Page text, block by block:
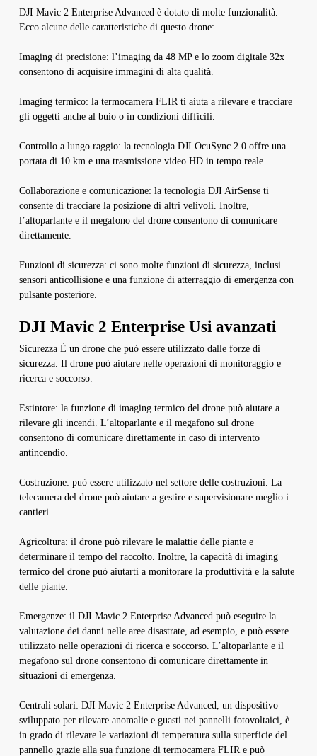
DJI Mavic 2 Enterprise Advanced è dotato di molte funzionalità.
Ecco alcune delle caratteristiche di questo drone:
Imaging di precisione: l’imaging da 48 MP e lo zoom digitale 32x
consentono di acquisire immagini di alta qualità.
Imaging termico: la termocamera FLIR ti aiuta a rilevare e tracciare
gli oggetti anche al buio o in condizioni difficili.
Controllo a lungo raggio: la tecnologia DJI OcuSync 2.0 offre una
portata di 10 km e una trasmissione video HD in tempo reale.
Collaborazione e comunicazione: la tecnologia DJI AirSense ti
consente di tracciare la posizione di altri velivoli. Inoltre,
l’altoparlante e il megafono del drone consentono di comunicare
direttamente.
Funzioni di sicurezza: ci sono molte funzioni di sicurezza, inclusi
sensori anticollisione e una funzione di atterraggio di emergenza con
pulsante posteriore.
DJI Mavic 2 Enterprise Usi avanzati
Sicurezza È un drone che può essere utilizzato dalle forze di
sicurezza. Il drone può aiutare nelle operazioni di monitoraggio e
ricerca e soccorso.
Estintore: la funzione di imaging termico del drone può aiutare a
rilevare gli incendi. L’altoparlante e il megafono sul drone
consentono di comunicare direttamente in caso di intervento
antincendio.
Costruzione: può essere utilizzato nel settore delle costruzioni. La
telecamera del drone può aiutare a gestire e supervisionare meglio i
cantieri.
Agricoltura: il drone può rilevare le malattie delle piante e
determinare il tempo del raccolto. Inoltre, la capacità di imaging
termico del drone può aiutarti a monitorare la produttività e la salute
delle piante.
Emergenze: il DJI Mavic 2 Enterprise Advanced può eseguire la
valutazione dei danni nelle aree disastrate, ad esempio, e può essere
utilizzato nelle operazioni di ricerca e soccorso. L’altoparlante e il
megafono sul drone consentono di comunicare direttamente in
situazioni di emergenza.
Centrali solari: DJI Mavic 2 Enterprise Advanced, un dispositivo
sviluppato per rilevare anomalie e guasti nei pannelli fotovoltaici, è
in grado di rilevare le variazioni di temperatura sulla superficie del
pannello grazie alla sua funzione di termocamera FLIR e può